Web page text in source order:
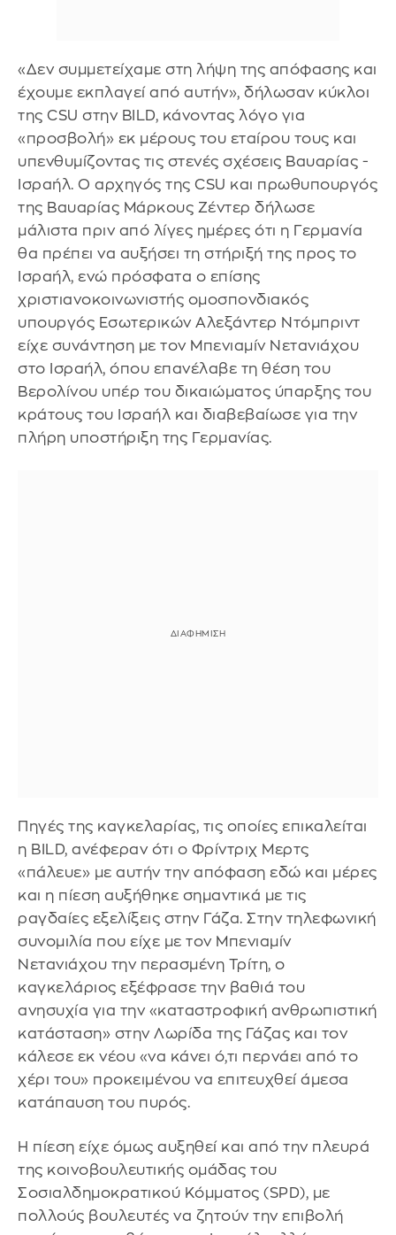
«Δεν συμμετείχαμε στη λήψη της απόφασης και
έχουμε εκπλαγεί από αυτήν», δήλωσαν κύκλοι
της CSU στην BILD, κάνοντας λόγο για
«προσβολή» εκ μέρους του εταίρου τους και
υπενθυμίζοντας τις στενές σχέσεις Βαυαρίας -
Ισραήλ. Ο αρχηγός της CSU και πρωθυπουργός
της Βαυαρίας Μάρκους Ζέντερ δήλωσε
μάλιστα πριν από λίγες ημέρες ότι η Γερμανία
θα πρέπει να αυξήσει τη στήριξή της προς το
Ισραήλ, ενώ πρόσφατα ο επίσης
χριστιανοκοινωνιστής ομοσπονδιακός
υπουργός Εσωτερικών Αλεξάντερ Ντόμπριντ
είχε συνάντηση με τον Μπενιαμίν Νετανιάχου
στο Ισραήλ, όπου επανέλαβε τη θέση του
Βερολίνου υπέρ του δικαιώματος ύπαρξης του
κράτους του Ισραήλ και διαβεβαίωσε για την
πλήρη υποστήριξη της Γερμανίας.
Πηγές της καγκελαρίας, τις οποίες επικαλείται
η BILD, ανέφεραν ότι ο Φρίντριχ Μερτς
«πάλευε» με αυτήν την απόφαση εδώ και μέρες
και η πίεση αυξήθηκε σημαντικά με τις
ραγδαίες εξελίξεις στην Γάζα. Στην τηλεφωνική
συνομιλία που είχε με τον Μπενιαμίν
Νετανιάχου την περασμένη Τρίτη, ο
καγκελάριος εξέφρασε την βαθιά του
ανησυχία για την «καταστροφική ανθρωπιστική
κατάσταση» στην Λωρίδα της Γάζας και τον
κάλεσε εκ νέου «να κάνει ό,τι περνάει από το
χέρι του» προκειμένου να επιτευχθεί άμεσα
κατάπαυση του πυρός.
Η πίεση είχε όμως αυξηθεί και από την πλευρά
της κοινοβουλευτικής ομάδας του
Σοσιαλδημοκρατικού Κόμματος (SPD), με
πολλούς βουλευτές να ζητούν την επιβολή